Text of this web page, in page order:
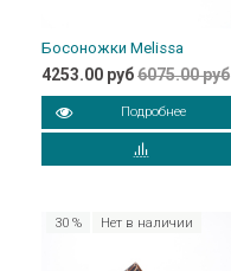
Босоножки Melissa
4253.00 руб6075.00 руб
Подробнее
30 % Нет в наличии